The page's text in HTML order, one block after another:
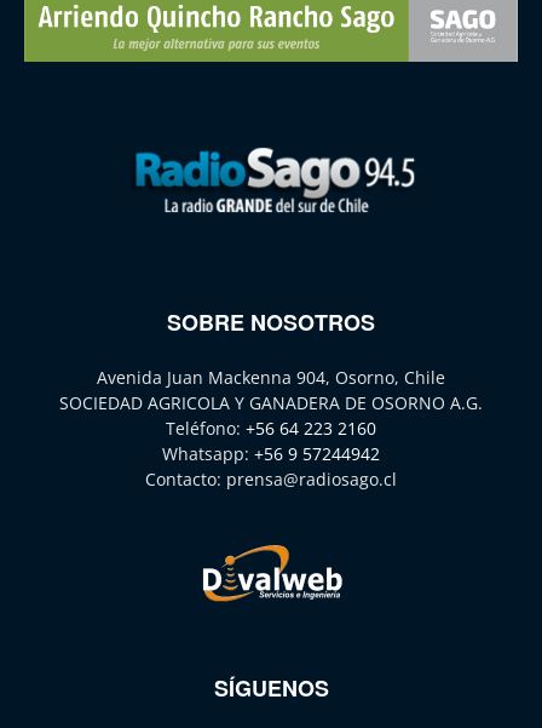
SOBRE NOSOTROS
Avenida Juan Mackenna 904, Osorno, Chile
SOCIEDAD AGRICOLA Y GANADERA DE OSORNO A.G.
Teléfono: +56 64 223 2160
Whatsapp: +56 9 57244942
Contacto: prensa@radiosago.cl
SÍGUENOS